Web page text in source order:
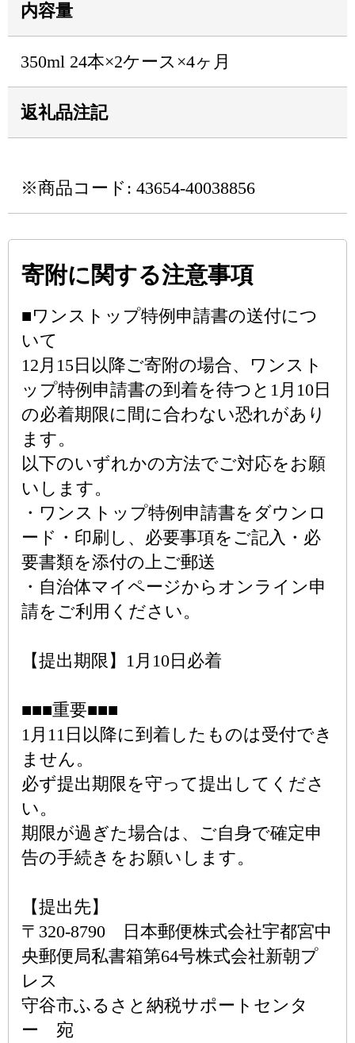
内容量
350ml 24本×2ケース×4ヶ月
返礼品注記
※商品コード: 43654-40038856
寄附に関する注意事項
■ワンストップ特例申請書の送付につ
いて
12月15日以降ご寄附の場合、ワンスト
ップ特例申請書の到着を待つと1月10日
の必着期限に間に合わない恐れがあり
ます。
以下のいずれかの方法でご対応をお願
いします。
・ワンストップ特例申請書をダウンロ
ード・印刷し、必要事項をご記入・必
要書類を添付の上ご郵送
・自治体マイページからオンライン申
請をご利用ください。
【提出期限】1月10日必着
■■■重要■■■
1月11日以降に到着したものは受付でき
ません。
必ず提出期限を守って提出してくださ
い。
期限が過ぎた場合は、ご自身で確定申
告の手続きをお願いします。
【提出先】
〒320-8790 日本郵便株式会社宇都宮中
央郵便局私書箱第64号株式会社新朝プ
レス
守谷市ふるさと納税サポートセンタ
ー 宛